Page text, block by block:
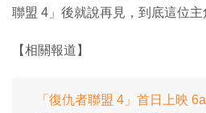
聯盟 4」後就說再見，到底這位主
【相關報道】
「復仇者聯盟 4」首日上映